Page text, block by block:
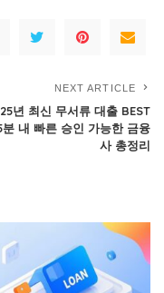
NEXT ARTICLE
년 최신 무서류 대출 BEST
분 내 빠른 승인 가능한 금융
사 총정리